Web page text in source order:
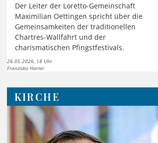
Der Leiter der Loretto-Gemeinschaft
Maximilian Oettingen spricht über die
Gemeinsamkeiten der traditionellen
Chartres-Wallfahrt und der
charismatischen Pfingstfestivals.
26.05.2026, 18 Uhr
Franziska Harter
KIRCHE